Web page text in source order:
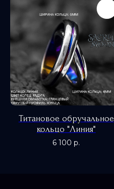
Титановое обручальное
кольцо "Линия"
6 100 р.